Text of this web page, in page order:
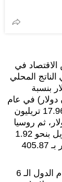
في
المحلي
دولار بنسبة
(100.56 تريليون دولار) في عام
2022؛ إذ تأتي الصين بأعلى ناتج يقدر بنحو 17.96 تريليون
3.39 تريليون دولار، ثم روسيا
بناتج يقدر 2.24 تريليون دولار، ثم ناتج البرازيل بنحو 1.92
تريليون دولار، وأخيرا ناتج جنوب أفريقيا يقدر بـ 405.87
"، أن انضمام الدول الـ 6